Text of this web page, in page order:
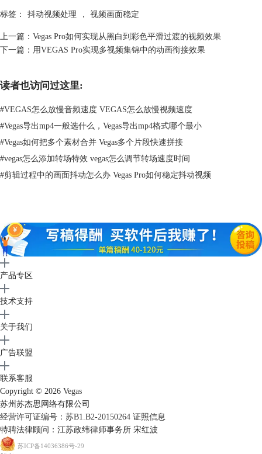
图2：打开“媒体FX”
第三步，选择函数“VEGAS 视频防抖动处理”，再点击右侧的添加按钮，
图3：选择并添加视频防抖动函数
第四步，在预设情景选项中选择合适的预设情景，这里我选择的是“适度
的相机移动”，在大部分情况下这种情景模式就已经够用了。
第五步，点击“分析动作“按钮，VEGAS Pro就会自动对视频中的动作进行
分析，这个过程将耗费一定的时间。
标签： 抖动视频处理 ， 视频画面稳定
上一篇： Vegas Pro如何实现从黑白到彩色平滑过渡的视频效果
下一篇： 用VEGAS Pro实现多视频集锦中的动画衔接效果
读者也访问过这里:
#VEGAS怎么放慢音频速度 VEGAS怎么放慢视频速度
#Vegas导出mp4一般选什么，Vegas导出mp4格式哪个最小
#Vegas如何把多个素材合并 Vegas多个片段快速拼接
#vegas怎么添加转场特效 vegas怎么调节转场速度时间
#剪辑过程中的画面抖动怎么办 Vegas Pro如何稳定抖动视频
产品专区
技术支持
关于我们
广告联盟
联系客服
Copyright © 2026 Vegas
苏州苏杰思网络有限公司
经营许可证编号：苏B1.B2-20150264 证照信息
特聘法律顾问：江苏政纬律师事务所 宋红波
苏ICP备14036386号-29